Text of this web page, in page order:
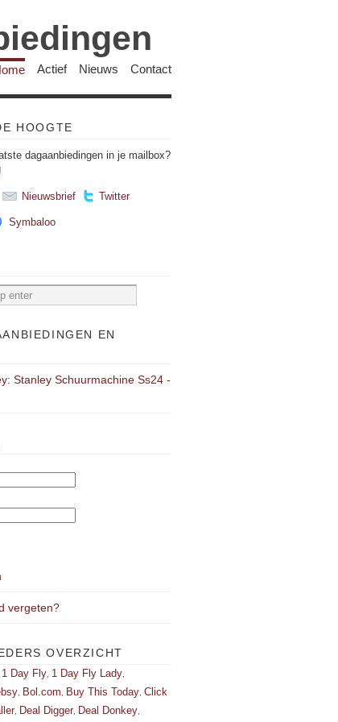
Actief Nieuws Contact
HOOGTE
dagaanbiedingen in je mailbox?
Nieuwsbrief Twitter
Symbaloo
EN
Stanley Schuurmachine Ss24 -
vergeten?
OVERZICHT
1 Day Fly 1 Day Fly Lady
Bol.com Buy This Today Click
Deal Digger Deal Donkey